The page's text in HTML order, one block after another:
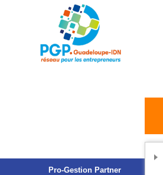
Pro-Gestion Partner